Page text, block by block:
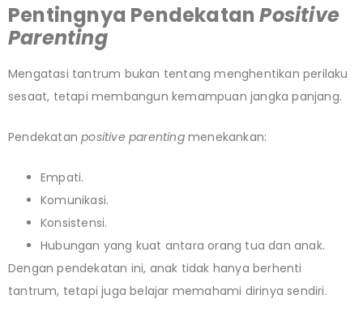
Pentingnya PendekatanPositive
Parenting
Mengatasi tantrum bukan tentang menghentikan perilaku
sesaat, tetapi membangun kemampuan jangka panjang.
Pendekatanpositive parentingmenekankan:
Empati.
Komunikasi.
Konsistensi.
Hubungan yang kuat antara orang tua dan anak.
Dengan pendekatan ini, anak tidak hanya berhenti
tantrum, tetapi juga belajar memahami dirinya sendiri.